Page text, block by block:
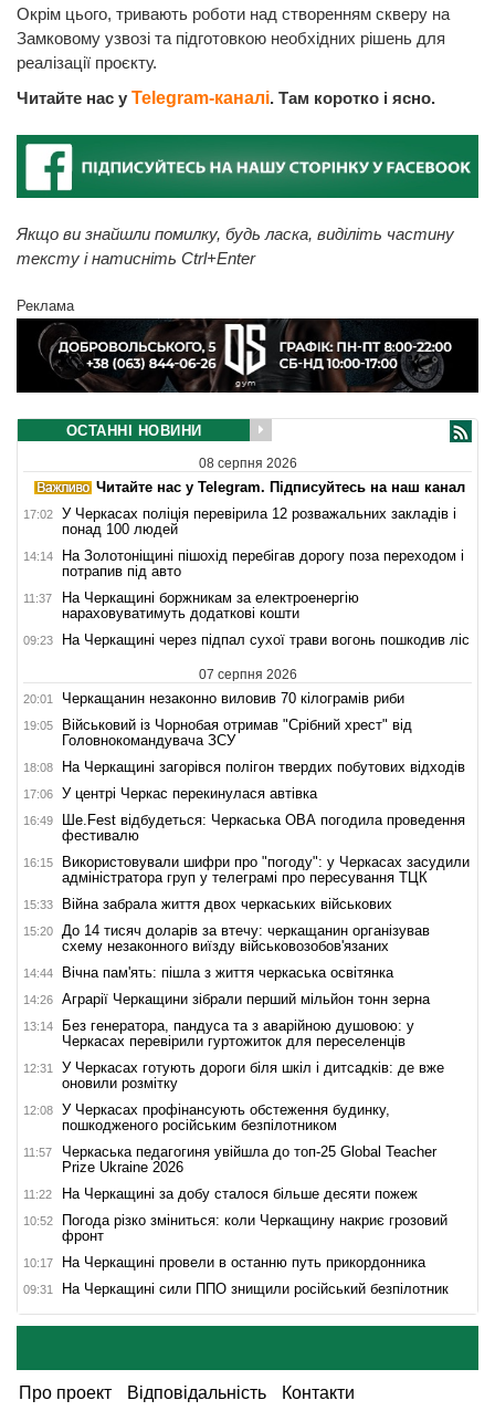
Окрім цього, тривають роботи над створенням скверу на
Замковому узвозі та підготовкою необхідних рішень для
реалізації проєкту.
Читайте нас у Telegram-каналі. Там коротко і ясно.
Якщо ви знайшли помилку, будь ласка, виділіть частину
тексту і натисніть Ctrl+Enter
Реклама
ОСТАННІ НОВИНИ
08 серпня 2026
Читайте нас у Telegram. Підписуйтесь на наш канал
17:02
У Черкасах поліція перевірила 12 розважальних закладів і
понад 100 людей
14:14
На Золотоніщині пішохід перебігав дорогу поза переходом і
потрапив під авто
11:37
На Черкащині боржникам за електроенергію
нараховуватимуть додаткові кошти
09:23 На Черкащині через підпал сухої трави вогонь пошкодив ліс
07 серпня 2026
20:01 Черкащанин незаконно виловив 70 кілограмів риби
19:05
Військовий із Чорнобая отримав "Срібний хрест" від
Головнокомандувача ЗСУ
18:08 На Черкащині загорівся полігон твердих побутових відходів
17:06 У центрі Черкас перекинулася автівка
16:49
Ше.Fest відбудеться: Черкаська ОВА погодила проведення
фестивалю
16:15
Використовували шифри про "погоду": у Черкасах засудили
адміністратора груп у телеграмі про пересування ТЦК
15:33 Війна забрала життя двох черкаських військових
15:20
До 14 тисяч доларів за втечу: черкащанин організував
схему незаконного виїзду військовозобов'язаних
14:44 Вічна пам'ять: пішла з життя черкаська освітянка
14:26 Аграрії Черкащини зібрали перший мільйон тонн зерна
13:14
Без генератора, пандуса та з аварійною душовою: у
Черкасах перевірили гуртожиток для переселенців
12:31
У Черкасах готують дороги біля шкіл і дитсадків: де вже
оновили розмітку
12:08
У Черкасах профінансують обстеження будинку,
пошкодженого російським безпілотником
11:57
Черкаська педагогиня увійшла до топ-25 Global Teacher
Prize Ukraine 2026
11:22 На Черкащині за добу сталося більше десяти пожеж
10:52
Погода різко зміниться: коли Черкащину накриє грозовий
фронт
10:17 На Черкащині провели в останню путь прикордонника
09:31 На Черкащині сили ППО знищили російський безпілотник
Про проект Відповідальність Контакти